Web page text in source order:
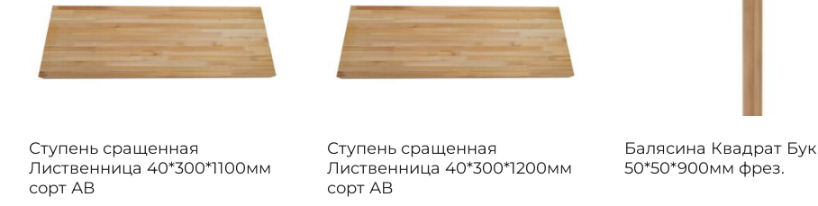
Ступень сращенная
Лиственница 40*300*1100мм
сорт АВ
Ступень сращенная
Лиственница 40*300*1200мм
сорт АВ
Балясина Квадрат Бук
50*50*900мм фрез.